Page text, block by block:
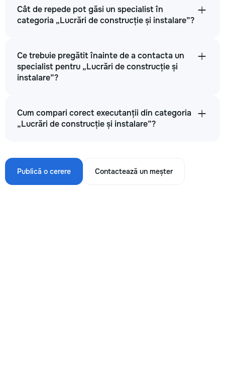
Cât de repede pot găsi un specialist în
categoria „Lucrări de construcție și instalare”?
Ce trebuie pregătit înainte de a contacta un
specialist pentru „Lucrări de construcție și
instalare”?
Cum compari corect executanții din categoria
„Lucrări de construcție și instalare”?
Publică o cerere Contactează un meșter